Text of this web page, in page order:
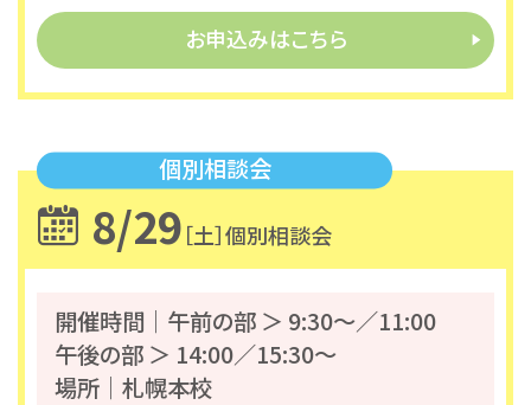
お申込みはこちら
8/29［土］個別相談会
開催時間｜午前の部 ＞ 9:30～／11:00
午後の部 ＞ 14:00／15:30～
場所｜札幌本校